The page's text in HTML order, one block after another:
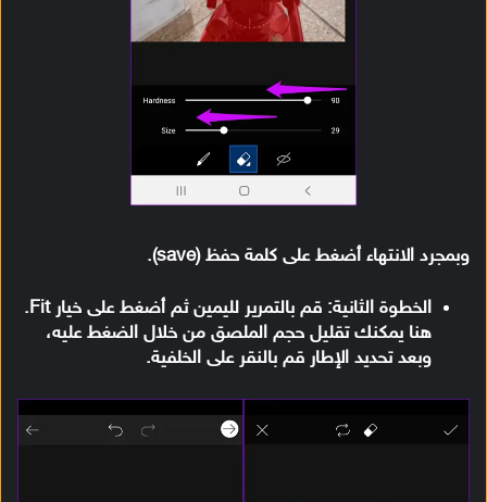
وبمجرد الانتهاء أضغط على كلمة حفظ (save).
الخطوة الثانية: قم بالتمرير لليمين ثم أضغط على خيار Fit.
هنا يمكنك تقليل حجم الملصق من خلال الضغط عليه،
وبعد تحديد الإطار قم بالنقر على الخلفية.